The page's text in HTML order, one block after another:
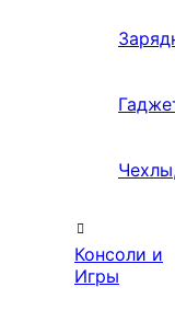
Консоли и
Игры